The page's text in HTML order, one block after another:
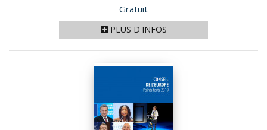
Prix
Gratuit
PLUS D'INFOS